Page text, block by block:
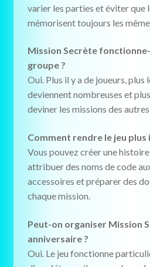
varier les parties et éviter que
mémorisent toujours les
Mission Secrète
groupe ?
Oui. Plus il y a de joueurs, plus
deviennent nombreuses et
deviner les missions des
Comment rendre le jeu plus
Vous pouvez créer une histoire
attribuer des noms de code
accessoires et préparer des
chaque mission.
Peut-on organiser Mission
anniversaire ?
Oui. Le jeu fonctionne